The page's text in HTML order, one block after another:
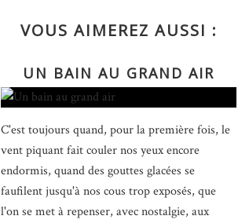
VOUS AIMEREZ AUSSI :
UN BAIN AU GRAND AIR
C'est toujours quand, pour la première fois, le
vent piquant fait couler nos yeux encore
endormis, quand des gouttes glacées se
faufilent jusqu'à nos cous trop exposés, que
l'on se met à repenser, avec nostalgie, aux